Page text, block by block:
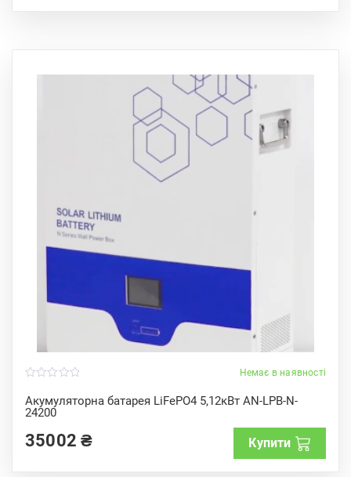
Немає в наявності
Акумуляторна батарея LiFePO4 5,12кВт AN-LPB-N-
24200
o
u
t
f
5
35002₴ Купити